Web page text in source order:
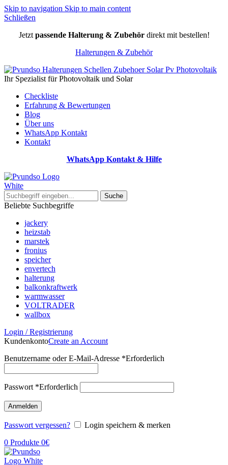
Skip to navigation Skip to main content
Schließen
Jetzt passende Halterung & Zubehördirekt mit bestellen!
Halterungen & Zubehör
Ihr Spezialist für Photovoltaik und Solar
Checkliste
Erfahrung & Bewertungen
Blog
Über uns
WhatsApp Kontakt
Kontakt
WhatsApp Kontakt & Hilfe
Suche
Beliebte Suchbegriffe
jackery
heizstab
marstek
fronius
speicher
envertech
halterung
balkonkraftwerk
warmwasser
VOLTRADER
wallbox
Login / Registrierung
KundenkontoCreate an Account
Benutzername oder E-Mail-Adresse *Erforderlich
Passwort *Erforderlich
Anmelden
Passwort vergessen?
Login speichern & merken
0 Produkte 0€